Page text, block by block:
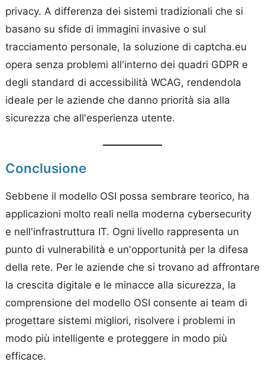
privacy. A differenza dei sistemi tradizionali che si
basano su sfide di immagini invasive o sul
tracciamento personale, la soluzione di captcha.eu
opera senza problemi all'interno dei quadri GDPR e
degli standard di accessibilità WCAG, rendendola
ideale per le aziende che danno priorità sia alla
sicurezza che all'esperienza utente.
Conclusione
Sebbene il modello OSI possa sembrare teorico, ha
applicazioni molto reali nella moderna cybersecurity
e nell'infrastruttura IT. Ogni livello rappresenta un
punto di vulnerabilità e un'opportunità per la difesa
della rete. Per le aziende che si trovano ad affrontare
la crescita digitale e le minacce alla sicurezza, la
comprensione del modello OSI consente ai team di
progettare sistemi migliori, risolvere i problemi in
modo più intelligente e proteggere in modo più
efficace.